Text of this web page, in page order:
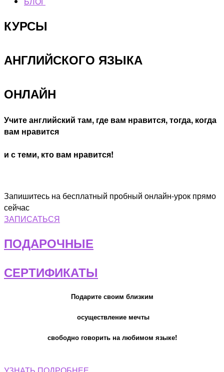
КУРСЫ
АНГЛИЙСКОГО ЯЗЫКА
ОНЛАЙН
Учите английский там, где вам нравится, тогда, когда
вам нравится
и с теми, кто вам нравится!
Запишитесь на бесплатный пробный онлайн-урок прямо
сейчас
ЗАПИСАТЬСЯ
ПОДАРОЧНЫЕ
СЕРТИФИКАТЫ
Подарите своим близким
осуществление мечты
свободно говорить на любимом языке!